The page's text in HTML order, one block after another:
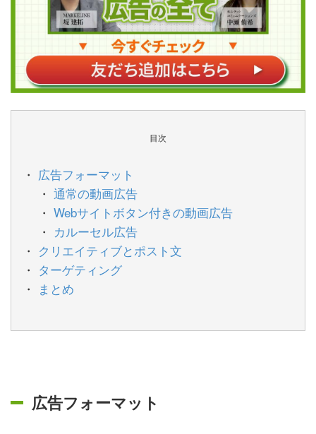
目次
広告フォーマット
通常の動画広告
Webサイトボタン付きの動画広告
カルーセル広告
クリエイティブとポスト文
ターゲティング
まとめ
広告フォーマット